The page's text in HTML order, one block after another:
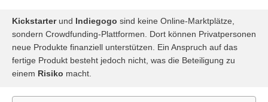
Kickstarterund Indiegogo sind keine Online-Marktplätze,
sondern Crowdfunding-Plattformen. Dort können Privatpersonen
neue Produkte finanziell unterstützen. Ein Anspruch auf das
fertige Produkt besteht jedoch nicht, was die Beteiligung zu
einem Risiko macht.